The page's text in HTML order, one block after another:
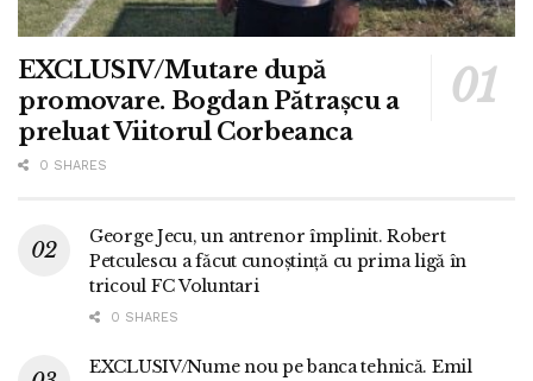
EXCLUSIV/Mutare după
promovare. Bogdan Pătrașcu a
preluat Viitorul Corbeanca
0 SHARES
George Jecu, un antrenor împlinit. Robert
Petculescu a făcut cunoștință cu prima ligă în
tricoul FC Voluntari
0 SHARES
EXCLUSIV/Nume nou pe banca tehnică. Emil